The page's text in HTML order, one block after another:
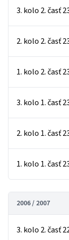
3. kolo 2. časť
2. kolo 2. časť
1. kolo 2. časť
3. kolo 1. časť
2. kolo 1. časť
1. kolo 1. časť
2006 / 2007
3. kolo 2. časť